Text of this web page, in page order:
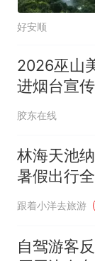
好安顺
2026巫山
进烟台宣
胶东在线
林海天池
暑假出行
度游玩指
跟着小洋去旅游
自驾游客